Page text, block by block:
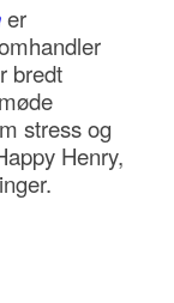
er
bredt
stress og
Henry,